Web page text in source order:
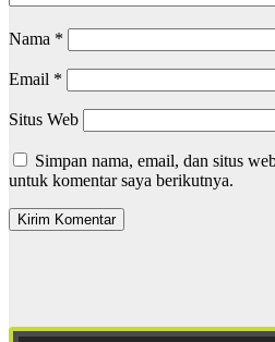
Nama *
Email *
Situs Web
Simpan nama, email, dan situs
untuk komentar saya berikutnya.